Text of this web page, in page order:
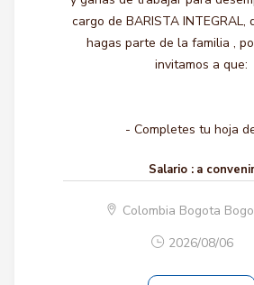
cargo de BARISTA INTEGRAL,
hagas parte de la familia ,
invitamos a que:
- Completes tu hoja
Salario : a convenir
Colombia Bogota
2026/08/06